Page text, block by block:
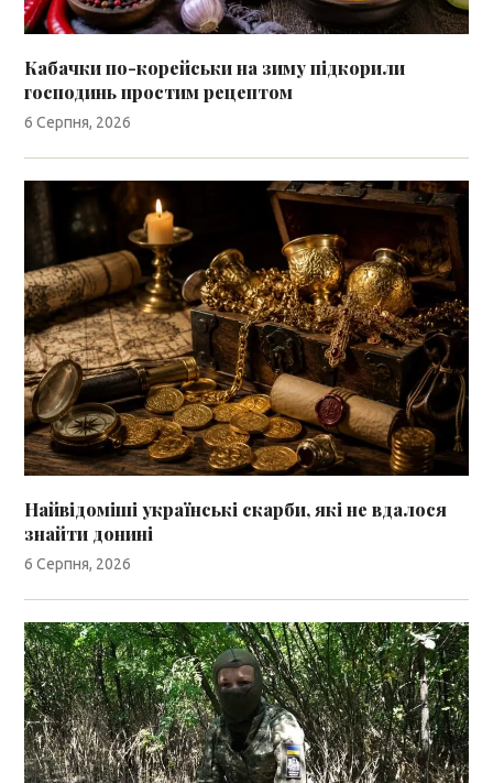
Кабачки по-корейськи на зиму підкорили
господинь простим рецептом
6 Серпня, 2026
Найвідоміші українські скарби, які не вдалося
знайти донині
6 Серпня, 2026